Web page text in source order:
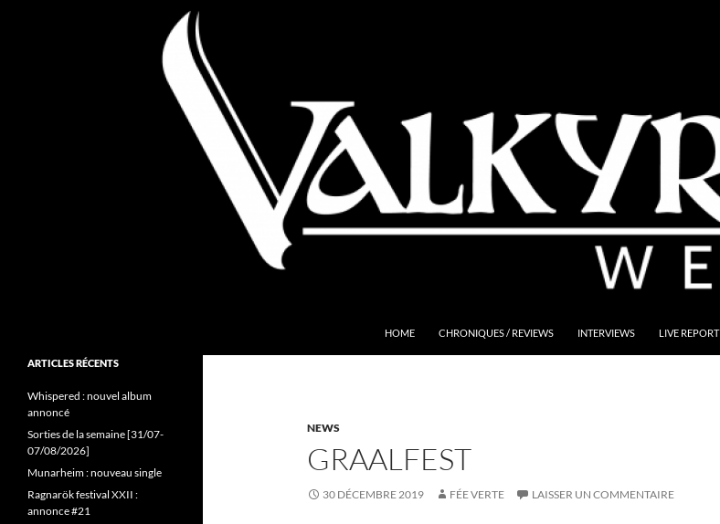
HOME CHRONIQUES / REVIEWS INTERVIEWS LIVE REPORT
NEWS
GRAALFEST
30 DÉCEMBRE 2019 FÉE VERTE LAISSER UN COMMENTAIRE
Folk Pagan Webzine
ARTICLES RÉCENTS
Whispered : nouvel album
annoncé
Sorties de la semaine [31/07-
07/08/2026]
Munarheim : nouveau single
Ragnarök festival XXII :
annonce #21